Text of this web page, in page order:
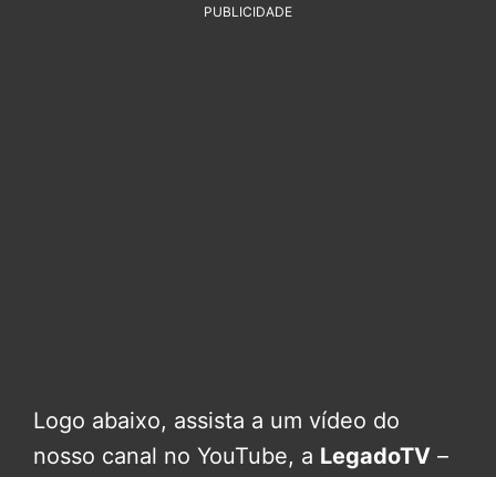
PUBLICIDADE
Logo abaixo, assista a um vídeo do
nosso canal no YouTube, a LegadoTV –